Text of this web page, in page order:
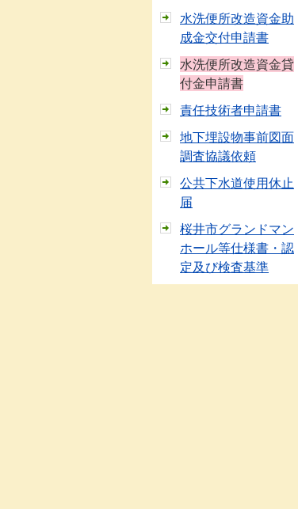
水洗便所改造資金助
成金交付申請書
水洗便所改造資金貸
付金申請書
責任技術者申請書
地下埋設物事前図面
調査協議依頼
公共下水道使用休止
届
桜井市グランドマン
ホール等仕様書・認
定及び検査基準